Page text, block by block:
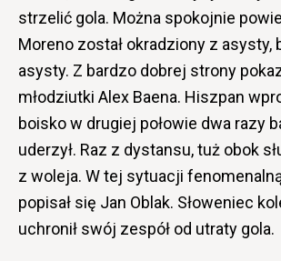
strzelić gola. Można spokojnie
Moreno został okradziony z asysty,
asysty. Z bardzo dobrej strony
młodziutki Alex Baena. Hiszpan
boisko w drugiej połowie dwa razy
uderzył. Raz z dystansu, tuż obok
z woleja. W tej sytuacji
popisał się Jan Oblak. Słoweniec
uchronił swój zespół od utraty gola.